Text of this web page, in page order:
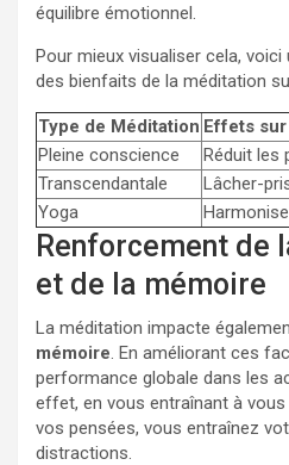
équilibre émotionnel.
Pour mieux visualiser cela,
des bienfaits de la méditation
Type de Méditation Effets
Pleine conscience
Réduit les
Transcendantale
Lâcher-
Yoga
Renforcement de
et de la mémoire
La méditation impacte
mémoire. En améliorant ces
performance globale dans les
effet, en vous entraînant à
vos pensées, vous entraînez
distractions.